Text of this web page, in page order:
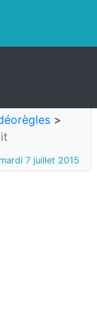
>
7 juillet 2015